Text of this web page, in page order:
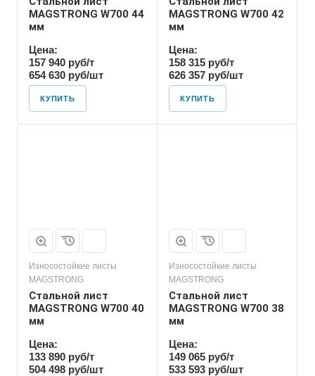
MAGSTRONG W700 44
мм
Цена:
157 940 руб/т
654 630 руб/шт
КУПИТЬ
MAGSTRONG W700 42
мм
Цена:
158 315 руб/т
626 357 руб/шт
КУПИТЬ
Износостойкие листы
MAGSTRONG
Стальной лист
MAGSTRONG W700 40
мм
Цена:
133 890 руб/т
504 498 руб/шт
Износостойкие листы
MAGSTRONG
Стальной лист
MAGSTRONG W700 38
мм
Цена:
149 065 руб/т
533 593 руб/шт